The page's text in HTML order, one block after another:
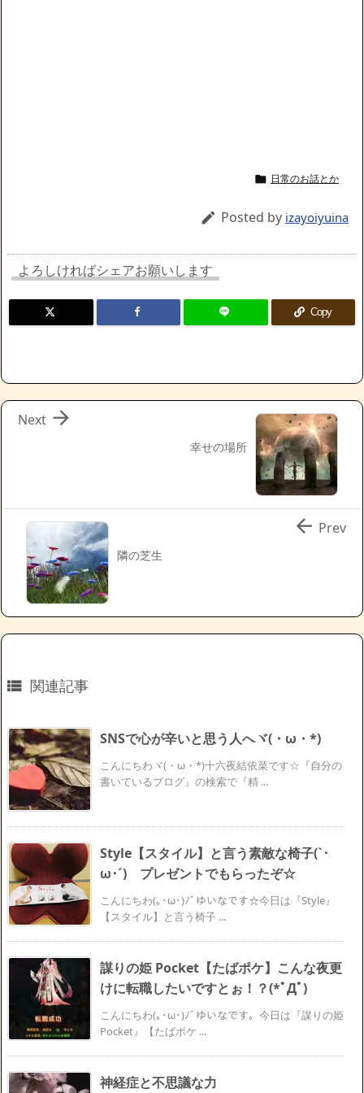
 日常のお話とか
 Posted by izayoiyuina
よろしければシェアお願いします
Copy
幸せの場所

Next
隣の芝生
 Prev
 関連記事
SNSで心が辛いと思う人へヾ(・ω・*)
こんにちわヾ(・ω・*)十六夜結依菜です☆『自分の
書いているブログ』の検索で『精 ...
Style【スタイル】と言う素敵な椅子(`･
ω･´)ゞプレゼントでもらったぞ☆
こんにちわ(｡･ω･)ﾉﾞゆいなです☆今日は『Style』
【スタイル】と言う椅子 ...
謀りの姫 Pocket【たばポケ】こんな夜更
けに転職したいですとぉ！？(*ﾟДﾟ)
こんにちわ(｡･ω･)ﾉﾞゆいなです。今日は『謀りの姫
Pocket』【たばポケ ...
神経症と不思議な力